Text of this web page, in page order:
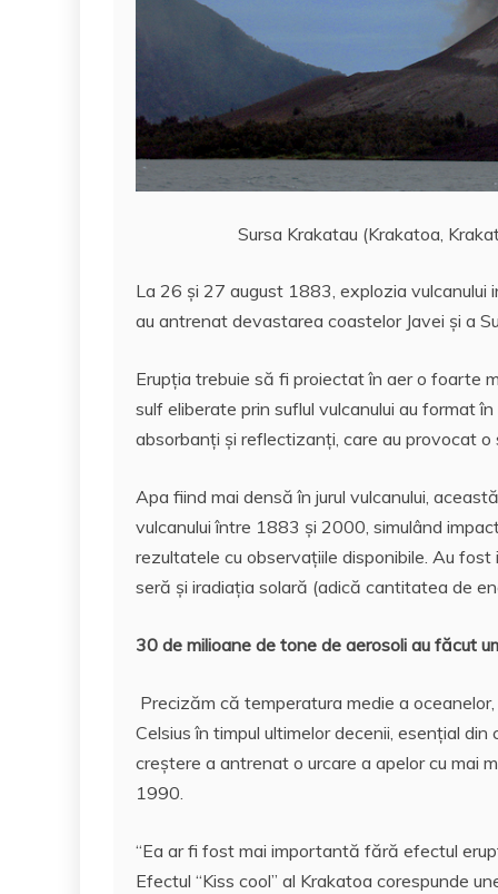
Sursa Krakatau (Krakatoa,
La 26 şi 27 august 1883, explozia vulcanului
au antrenat devastarea coastelor Javei şi a
Erupţia trebuie să fi proiectat în aer o foarte
sulf eliberate prin suflul vulcanului au format
absorbanţi şi reflectizanţi, care au provocat
Apa fiind mai densă în jurul vulcanului,
vulcanului între 1883 şi 2000, simulând
rezultatele cu observaţiile disponibile. Au
seră şi iradiaţia solară (adică cantitatea de
30 de milioane de tone de aerosoli au făcut
Precizăm că temperatura medie a
Celsius în timpul ultimelor decenii, esenţial
creştere a antrenat o urcare a apelor cu mai
1990.
“Ea ar fi fost mai importantă fără efectul
Efectul “Kiss cool” al Krakatoa corespunde